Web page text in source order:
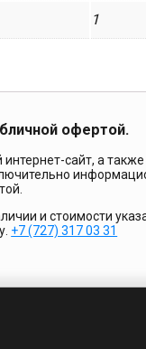
1
офертой.
сайт, а
и стоимости
+7 (727) 317 03 31